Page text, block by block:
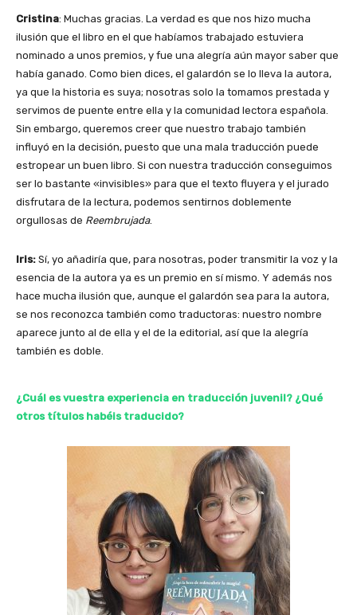
Cristina: Muchas gracias. La verdad es que nos hizo mucha
ilusión que el libro en el que habíamos trabajado estuviera
nominado a unos premios, y fue una alegría aún mayor saber que
había ganado. Como bien dices, el galardón se lo lleva la autora,
ya que la historia es suya; nosotras solo la tomamos prestada y
servimos de puente entre ella y la comunidad lectora española.
Sin embargo, queremos creer que nuestro trabajo también
influyó en la decisión, puesto que una mala traducción puede
estropear un buen libro. Si con nuestra traducción conseguimos
ser lo bastante «invisibles» para que el texto fluyera y el jurado
disfrutara de la lectura, podemos sentirnos doblemente
orgullosas de Reembrujada.
Iris: Sí, yo añadiría que, para nosotras, poder transmitir la voz y la
esencia de la autora ya es un premio en sí mismo. Y además nos
hace mucha ilusión que, aunque el galardón sea para la autora,
se nos reconozca también como traductoras: nuestro nombre
aparece junto al de ella y el de la editorial, así que la alegría
también es doble.
¿Cuál es vuestra experiencia en traducción juvenil? ¿Qué
otros títulos habéis traducido?